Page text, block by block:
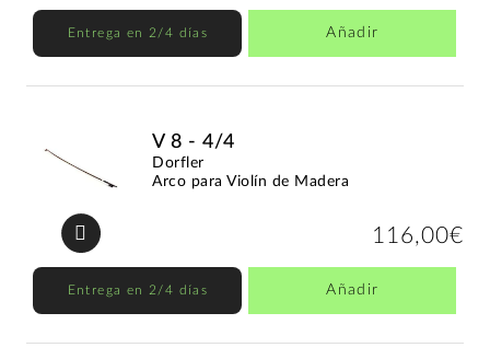
Entrega en 2/4 días Añadir
V 8 - 4/4
Dorfler
Arco para Violín de Madera
116,00€
Entrega en 2/4 días Añadir